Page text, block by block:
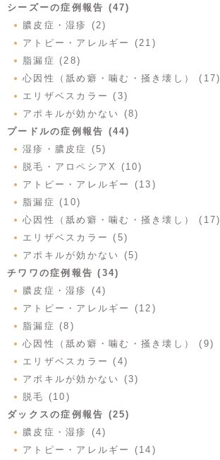
シーズーの症例報告 (47)
膿皮症・湿疹 (2)
アトピー・アレルギー (21)
脂漏症 (28)
心因性（舐め癖・噛む・掻き壊し） (17)
エリザベスカラー (3)
アポキルが効かない (8)
プードルの症例報告 (44)
湿疹・膿皮症 (5)
脱毛・アロペシアX (10)
アトピー・アレルギー (13)
脂漏症 (10)
心因性（舐め癖・噛む・掻き壊し） (17)
エリザベスカラー (5)
アポキルが効かない (5)
チワワの症例報告 (34)
膿皮症・湿疹 (4)
アトピー・アレルギー (12)
脂漏症 (8)
心因性（舐め癖・噛む・掻き壊し） (9)
エリザベスカラー (4)
アポキルが効かない (3)
脱毛 (10)
ダックスの症例報告 (25)
膿皮症・湿疹 (4)
アトピー・アレルギー (14)